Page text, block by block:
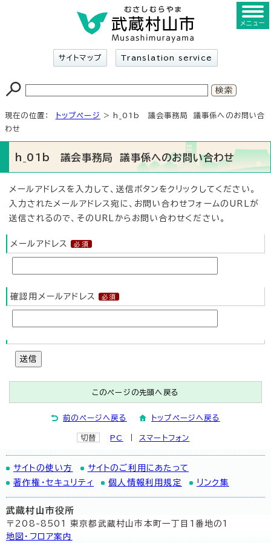
サイトマップ Translation service
メニュー
現在の位置： トップページ
> h_01b 議会事務局 議事係へのお問い合
わせ
h_01b 議会事務局 議事係へのお問い合わせ
メールアドレスを入力して、送信ボタンをクリックしてください。
入力されたメールアドレス宛に、お問い合わせフォームのURLが
送信されるので、そのURLからお問い合わせください。
メールアドレス
確認用メールアドレス
送信
このページの先頭へ戻る
前のページへ戻る トップページへ戻る
切替 PC スマートフォン
サイトの使い方
サイトのご利用にあたって
著作権・セキュリティ
個人情報利用規定 リンク集
武蔵村山市役所
〒208-8501 東京都武蔵村山市本町一丁目1番地の1
地図･フロア案内